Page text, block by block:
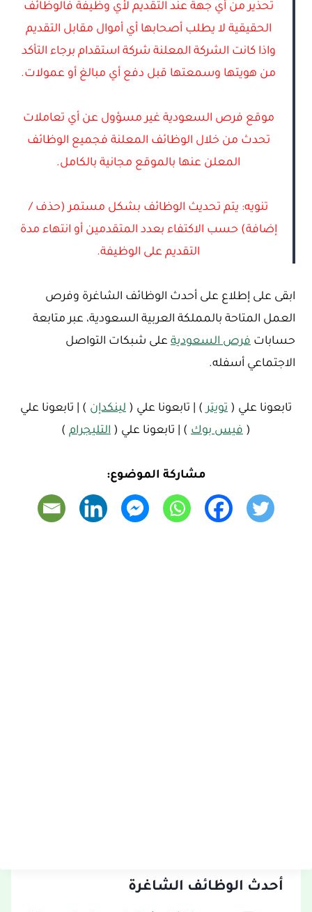
تحذير من أي جهة عند التقديم لأي وظيفة فالوظائف
الحقيقية لا يطلب أصحابها أي أموال مقابل التقديم
واذا كانت الشركة المعلنة شركة استقدام برجاء التأكد
من هويتها وسمعتها قبل دفع أي مبالغ أو عمولات.
موقع فرص السعودية غير مسؤول عن أي تعاملات
تحدث من خلال الوظائف المعلنة فجميع الوظائف
المعلن عنها بالموقع مجانية بالكامل.
تنويه: يتم تحديث الوظائف بشكل مستمر (حذف /
إضافة) حسب الاكتفاء بعدد المتقدمين أو انتهاء مدة
التقديم على الوظيفة.
ابقى على إطلاع على أحدث الوظائف الشاغرة وفرص
العمل المتاحة بالمملكة العربية السعودية، عبر متابعة
حسابات فرص السعودية على شبكات التواصل
الاجتماعي أسفله.
تابعونا علي ( تويتر ) | تابعونا علي ( لينكدإن ) | تابعونا علي
( فيس بوك ) | تابعونا علي ( التليجرام )
مشاركة الموضوع:
أحدث الوظائف الشاغرة